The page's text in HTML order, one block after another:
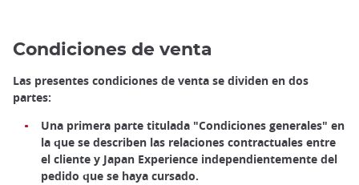
Condiciones de venta
Las presentes condiciones de venta se dividen en dos
partes:
Una primera parte titulada "Condiciones generales" en
la que se describen las relaciones contractuales entre
el cliente y Japan Experience independientemente del
pedido que se haya cursado.